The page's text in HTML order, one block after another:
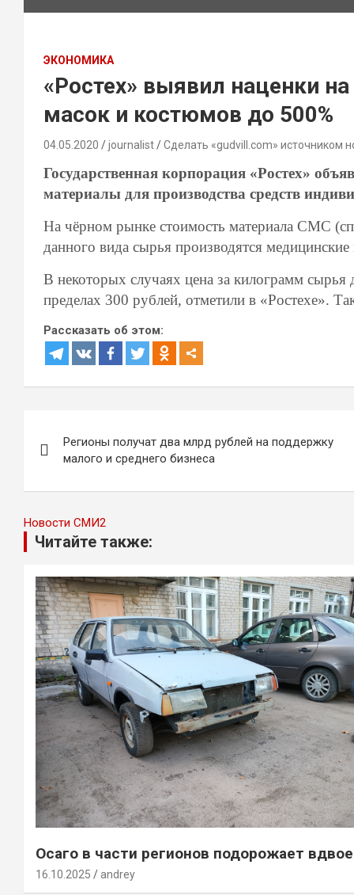
ЭКОНОМИКА
«Ростех» выявил наценки
масок и костюмов до 500%
04.05.2020 journalist Сделать «gudvill.com» источником
Государственная корпорация «Ростех»
материалы для производства средств
На чёрном рынке стоимость материала СМС
данного вида сырья производятся
В некоторых случаях цена за килограмм
пределах 300 рублей, отметили в «Ростехе».
Рассказать об этом:
по
записям
Регионы получат два млрд рублей на поддержку
малого и среднего бизнеса
Новости СМИ2
Читайте также:
Осаго в части регионов подорожает вдвое
16.10.2025 andrey